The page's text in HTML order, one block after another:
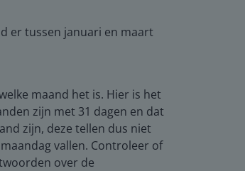
er tussen januari en maart
maand het is. Hier is het
zijn met 31 dagen en dat
zijn, deze tellen dus niet
vallen. Controleer of
over de